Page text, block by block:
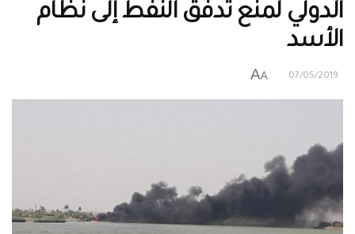
الدولي لمنع تدفق النفط إلى نظام
الأسد
07/05/2019
A
A